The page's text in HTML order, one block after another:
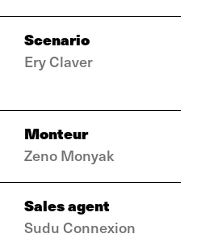
Scenario
Ery Claver
Monteur
Zeno Monyak
Sales agent
Sudu Connexion